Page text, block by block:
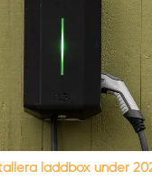
laddbox under